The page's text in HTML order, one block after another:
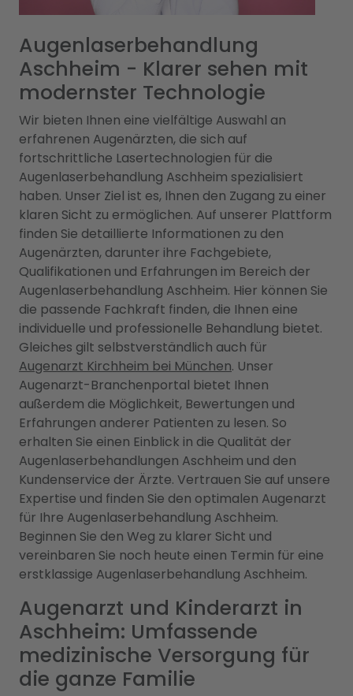
Augenlaserbehandlung
Aschheim - Klarer sehen mit
modernster Technologie
Wir bieten Ihnen eine vielfältige Auswahl an
erfahrenen Augenärzten, die sich auf
fortschrittliche Lasertechnologien für die
Augenlaserbehandlung Aschheim spezialisiert
haben. Unser Ziel ist es, Ihnen den Zugang zu einer
klaren Sicht zu ermöglichen. Auf unserer Plattform
finden Sie detaillierte Informationen zu den
Augenärzten, darunter ihre Fachgebiete,
Qualifikationen und Erfahrungen im Bereich der
Augenlaserbehandlung Aschheim. Hier können Sie
die passende Fachkraft finden, die Ihnen eine
individuelle und professionelle Behandlung bietet.
Gleiches gilt selbstverständlich auch für
Augenarzt Kirchheim bei München. Unser
Augenarzt-Branchenportal bietet Ihnen
außerdem die Möglichkeit, Bewertungen und
Erfahrungen anderer Patienten zu lesen. So
erhalten Sie einen Einblick in die Qualität der
Augenlaserbehandlungen Aschheim und den
Kundenservice der Ärzte. Vertrauen Sie auf unsere
Expertise und finden Sie den optimalen Augenarzt
für Ihre Augenlaserbehandlung Aschheim.
Beginnen Sie den Weg zu klarer Sicht und
vereinbaren Sie noch heute einen Termin für eine
erstklassige Augenlaserbehandlung Aschheim.
Augenarzt und Kinderarzt in
Aschheim: Umfassende
medizinische Versorgung für
die ganze Familie